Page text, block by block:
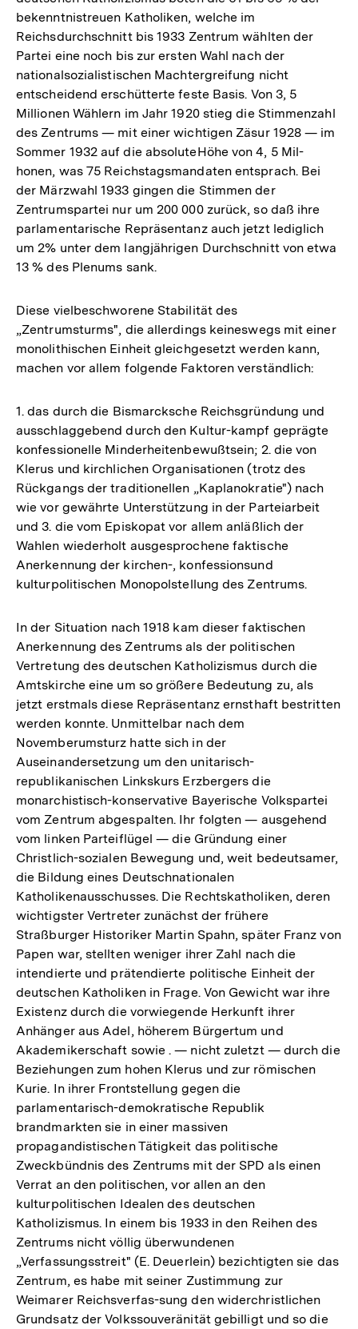
bekenntnistreuen Katholiken, welche im
Reichsdurchschnitt bis 1933 Zentrum wählten der
Partei eine noch bis zur ersten Wahl nach der
nationalsozialistischen Machtergreifung nicht
entscheidend erschütterte feste Basis. Von 3, 5
Millionen Wählern im Jahr 1920 stieg die Stimmenzahl
des Zentrums — mit einer wichtigen Zäsur 1928 — im
Sommer 1932 auf die absoluteHöhe von 4, 5 Mil-
honen, was 75 Reichstagsmandaten entsprach. Bei
der Märzwahl 1933 gingen die Stimmen der
Zentrumspartei nur um 200 000 zurück, so daß ihre
parlamentarische Repräsentanz auch jetzt lediglich
um 2% unter dem langjährigen Durchschnitt von etwa
13 % des Plenums sank.
Diese vielbeschworene Stabilität des
„Zentrumsturms", die allerdings keineswegs mit einer
monolithischen Einheit gleichgesetzt werden kann,
machen vor allem folgende Faktoren verständlich:
1. das durch die Bismarcksche Reichsgründung und
ausschlaggebend durch den Kultur-kampf geprägte
konfessionelle Minderheitenbewußtsein; 2. die von
Klerus und kirchlichen Organisationen (trotz des
Rückgangs der traditionellen „Kaplanokratie") nach
wie vor gewährte Unterstützung in der Parteiarbeit
und 3. die vom Episkopat vor allem anläßlich der
Wahlen wiederholt ausgesprochene faktische
Anerkennung der kirchen-, konfessionsund
kulturpolitischen Monopolstellung des Zentrums.
In der Situation nach 1918 kam dieser faktischen
Anerkennung des Zentrums als der politischen
Vertretung des deutschen Katholizismus durch die
Amtskirche eine um so größere Bedeutung zu, als
jetzt erstmals diese Repräsentanz ernsthaft bestritten
werden konnte. Unmittelbar nach dem
Novemberumsturz hatte sich in der
Auseinandersetzung um den unitarisch-
republikanischen Linkskurs Erzbergers die
monarchistisch-konservative Bayerische Volkspartei
vom Zentrum abgespalten. Ihr folgten — ausgehend
vom linken Parteiflügel — die Gründung einer
Christlich-sozialen Bewegung und, weit bedeutsamer,
die Bildung eines Deutschnationalen
Katholikenausschusses. Die Rechtskatholiken, deren
wichtigster Vertreter zunächst der frühere
Straßburger Historiker Martin Spahn, später Franz von
Papen war, stellten weniger ihrer Zahl nach die
intendierte und prätendierte politische Einheit der
deutschen Katholiken in Frage. Von Gewicht war ihre
Existenz durch die vorwiegende Herkunft ihrer
Anhänger aus Adel, höherem Bürgertum und
Akademikerschaft sowie . — nicht zuletzt — durch die
Beziehungen zum hohen Klerus und zur römischen
Kurie. In ihrer Frontstellung gegen die
parlamentarisch-demokratische Republik
brandmarkten sie in einer massiven
propagandistischen Tätigkeit das politische
Zweckbündnis des Zentrums mit der SPD als einen
Verrat an den politischen, vor allen an den
kulturpolitischen Idealen des deutschen
Katholizismus. In einem bis 1933 in den Reihen des
Zentrums nicht völlig überwundenen
„Verfassungsstreit" (E. Deuerlein) bezichtigten sie das
Zentrum, es habe mit seiner Zustimmung zur
Weimarer Reichsverfas-sung den widerchristlichen
Grundsatz der Volkssouveränität gebilligt und so die